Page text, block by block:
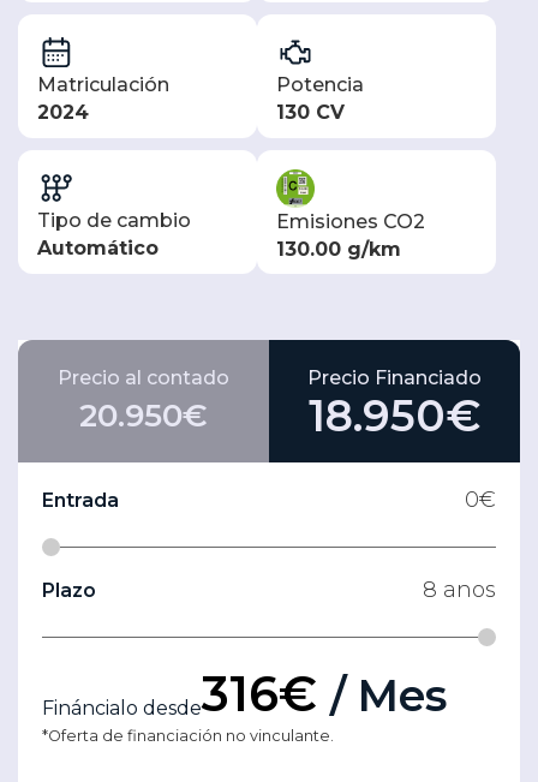
Matriculación
2024
Potencia
130 CV
Tipo de cambio
Automático
Emisiones CO2
130.00 g/km
Precio al contado
20.950€
Precio Financiado
18.950€
Entrada 0€
Plazo 8 anos
Fináncialo desde316€ / Mes
*Oferta de financiación no vinculante.